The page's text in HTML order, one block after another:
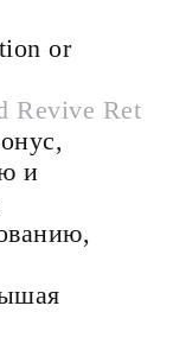
or
Revive Ret
и